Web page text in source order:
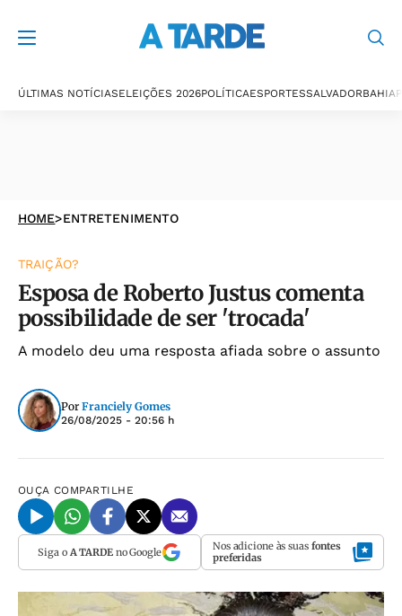
ÚLTIMAS NOTÍCIASELEIÇÕES 2026POLÍTICAESPORTESSALVADORBAHIA
HOME>ENTRETENIMENTO
TRAIÇÃO?
Esposa de Roberto Justus comenta
possibilidade de ser 'trocada'
A modelo deu uma resposta afiada sobre o assunto
Por Franciely Gomes
26/08/2025 - 20:56 h
OUÇA COMPARTILHE
Siga o A TARDEno Google Nos adicione às suas fontes
preferidas